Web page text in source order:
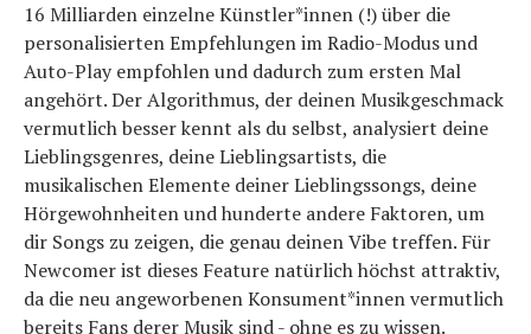
16 Milliarden einzelne Künstler*innen (!) über die
personalisierten Empfehlungen im Radio-Modus und
Auto-Play empfohlen und dadurch zum ersten Mal
angehört. Der Algorithmus, der deinen Musikgeschmack
vermutlich besser kennt als du selbst, analysiert deine
Lieblingsgenres, deine Lieblingsartists, die
musikalischen Elemente deiner Lieblingssongs, deine
Hörgewohnheiten und hunderte andere Faktoren, um
dir Songs zu zeigen, die genau deinen Vibe treffen. Für
Newcomer ist dieses Feature natürlich höchst attraktiv,
da die neu angeworbenen Konsument*innen vermutlich
bereits Fans derer Musik sind - ohne es zu wissen.